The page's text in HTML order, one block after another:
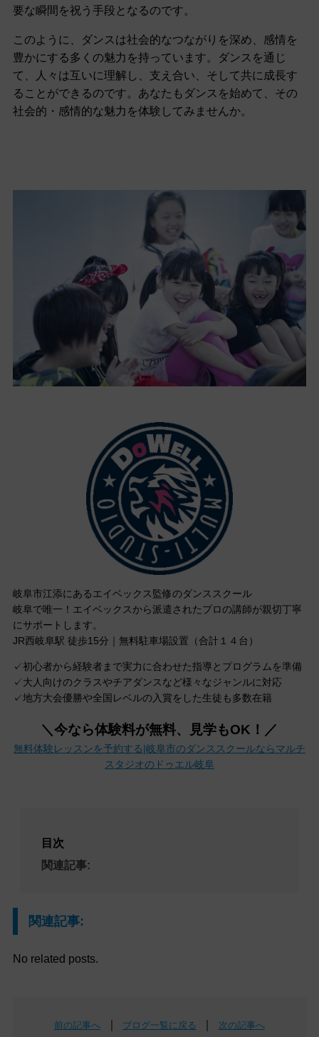
要な瞬間を祝う手段となるのです。
このように、ダンスは社会的なつながりを深め、感情を
豊かにする多くの魅力を持っています。ダンスを通じ
て、人々は互いに理解し、支え合い、そして共に成長す
ることができるのです。あなたもダンスを始めて、その
社会的・感情的な魅力を体験してみませんか。
岐阜市江添にあるエイベックス監修のダンススクール
岐阜で唯一！エイベックスから派遣されたプロの講師が親切丁寧
にサポートします。
JR西岐阜駅 徒歩15分｜無料駐車場設置（合計１４台）
✓初心者から経験者まで実力に合わせた指導とプログラムを準備
✓大人向けのクラスやチアダンスなど様々なジャンルに対応
✓地方大会優勝や全国レベルの入賞をした生徒も多数在籍
＼今なら体験料が無料、見学もOK！／
無料体験レッスンを予約する|岐阜市のダンススクールならマルチ
スタジオのドゥエル岐阜
目次
関連記事:
関連記事:
No related posts.
前の記事へ ブログ一覧に戻る 次の記事へ